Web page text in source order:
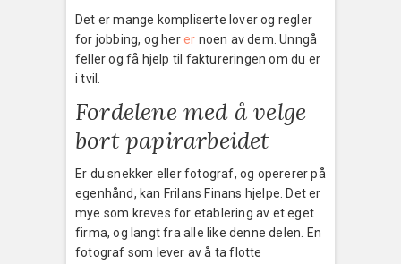
Det er mange kompliserte lover og regler
for jobbing, og herer noen av dem. Unngå
feller og få hjelp til faktureringen om du er
i tvil.
Fordelene med å velge
bort papirarbeidet
Er du snekker eller fotograf, og opererer på
egenhånd, kan Frilans Finans hjelpe. Det er
mye som kreves for etablering av et eget
firma, og langt fra alle like denne delen. En
fotograf som lever av å ta flotte